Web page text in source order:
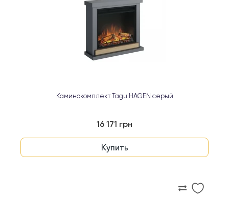
Каминокомплект Tagu HAGEN серый
16 171 грн
Купить